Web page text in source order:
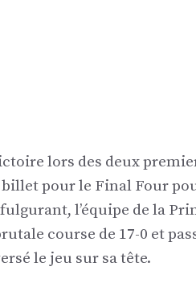
lors des deux
pour le Final Four
l’équipe de la
course de 17-0 et
le jeu sur sa tête.